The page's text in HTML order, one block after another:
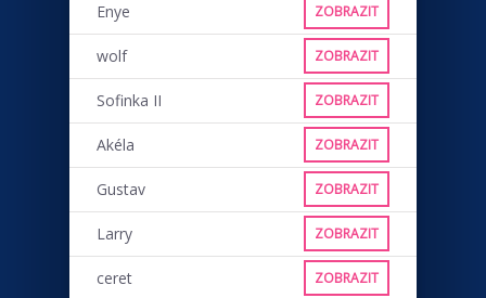
Enye ZOBRAZIT
wolf ZOBRAZIT
Sofinka II ZOBRAZIT
Akéla ZOBRAZIT
Gustav ZOBRAZIT
Larry ZOBRAZIT
ceret ZOBRAZIT